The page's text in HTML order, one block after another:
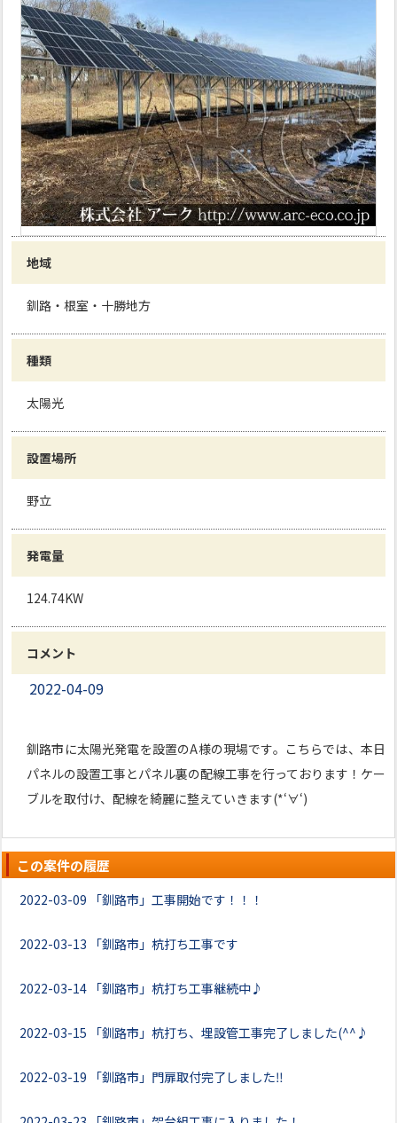
地域
釧路・根室・十勝地方
種類
太陽光
設置場所
野立
発電量
124.74KW
コメント
2022-04-09
釧路市に太陽光発電を設置のA様の現場です。こちらでは、本日
パネルの設置工事とパネル裏の配線工事を行っております！ケー
ブルを取付け、配線を綺麗に整えていきます(*‘∀‘)
この案件の履歴
2022-03-09 「釧路市」工事開始です！！！
2022-03-13 「釧路市」杭打ち工事です
2022-03-14 「釧路市」杭打ち工事継続中♪
2022-03-15 「釧路市」杭打ち、埋設管工事完了しました(^^♪
2022-03-19 「釧路市」門扉取付完了しました‼